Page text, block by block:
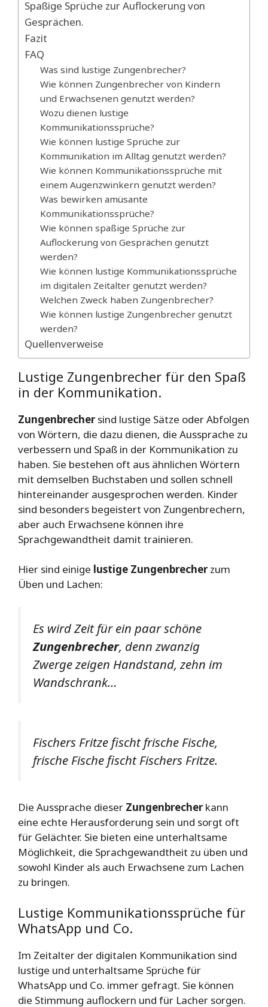
Spaßige Sprüche zur Auflockerung von
Gesprächen.
Fazit
FAQ
Was sind lustige Zungenbrecher?
Wie können Zungenbrecher von Kindern
und Erwachsenen genutzt werden?
Wozu dienen lustige
Kommunikationssprüche?
Wie können lustige Sprüche zur
Kommunikation im Alltag genutzt werden?
Wie können Kommunikationssprüche mit
einem Augenzwinkern genutzt werden?
Was bewirken amüsante
Kommunikationssprüche?
Wie können spaßige Sprüche zur
Auflockerung von Gesprächen genutzt
werden?
Wie können lustige Kommunikationssprüche
im digitalen Zeitalter genutzt werden?
Welchen Zweck haben Zungenbrecher?
Wie können lustige Zungenbrecher genutzt
werden?
Quellenverweise
Lustige Zungenbrecher für den Spaß
in der Kommunikation.
Zungenbrechersind lustige Sätze oder Abfolgen
von Wörtern, die dazu dienen, die Aussprache zu
verbessern und Spaß in der Kommunikation zu
haben. Sie bestehen oft aus ähnlichen Wörtern
mit demselben Buchstaben und sollen schnell
hintereinander ausgesprochen werden. Kinder
sind besonders begeistert von Zungenbrechern,
aber auch Erwachsene können ihre
Sprachgewandtheit damit trainieren.
Hier sind einige lustige Zungenbrecherzum
Üben und Lachen:
Es wird Zeit für ein paar schöne
Zungenbrecher, denn zwanzig
Zwerge zeigen Handstand, zehn im
Wandschrank…
Fischers Fritze fischt frische Fische,
frische Fische fischt Fischers Fritze.
Die Aussprache dieser Zungenbrecherkann
eine echte Herausforderung sein und sorgt oft
für Gelächter. Sie bieten eine unterhaltsame
Möglichkeit, die Sprachgewandtheit zu üben und
sowohl Kinder als auch Erwachsene zum Lachen
zu bringen.
Lustige Kommunikationssprüche für
WhatsApp und Co.
Im Zeitalter der digitalen Kommunikation sind
lustige und unterhaltsame Sprüche für
WhatsApp und Co. immer gefragt. Sie können
die Stimmung auflockern und für Lacher sorgen.